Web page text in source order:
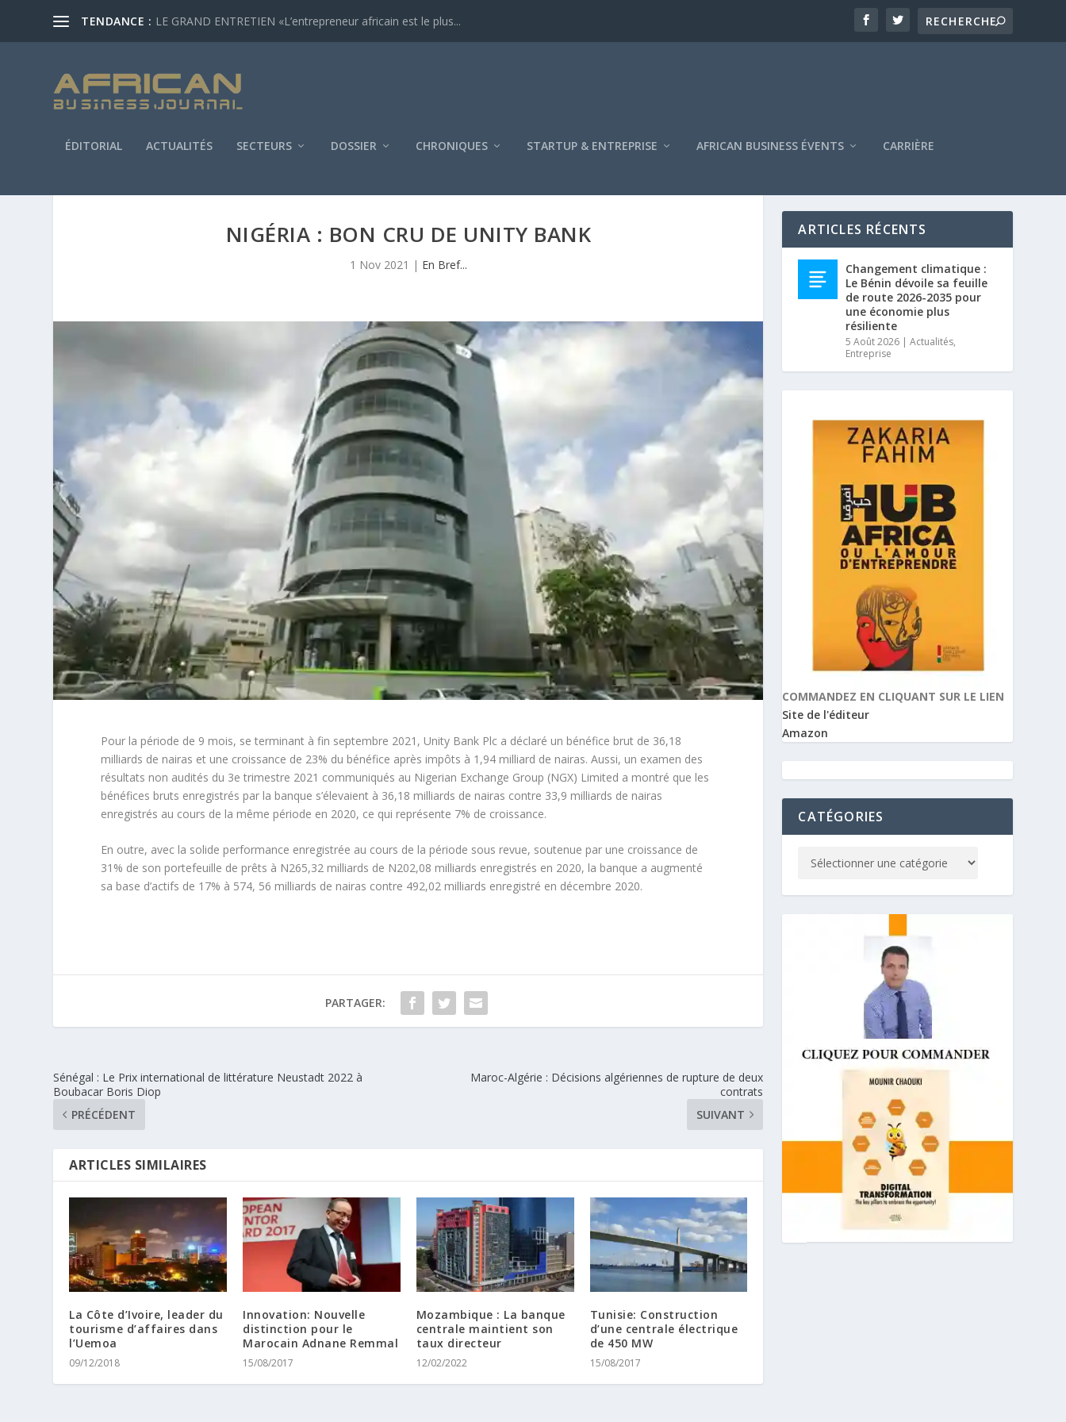
TENDANCE : LE GRAND ENTRETIEN «L’entrepreneur africain est le plus...
ÉDITORIAL ACTUALITÉS SECTEURS DOSSIER CHRONIQUES STARTUP & ENTREPRISE AFRICAN BUSINESS ÉVENTS CARRIÈRE
NIGÉRIA : BON CRU DE UNITY BANK
1 Nov 2021 | En Bref...
Pour la période de 9 mois, se terminant à fin septembre 2021, Unity Bank Plc a déclaré un bénéfice brut de 36,18
milliards de nairas et une croissance de 23% du bénéfice après impôts à 1,94 milliard de nairas. Aussi, un examen des
résultats non audités du 3e trimestre 2021 communiqués au Nigerian Exchange Group (NGX) Limited a montré que les
bénéfices bruts enregistrés par la banque s’élevaient à 36,18 milliards de nairas contre 33,9 milliards de nairas
enregistrés au cours de la même période en 2020, ce qui représente 7% de croissance.
En outre, avec la solide performance enregistrée au cours de la période sous revue, soutenue par une croissance de
31% de son portefeuille de prêts à N265,32 milliards de N202,08 milliards enregistrés en 2020, la banque a augmenté
sa base d’actifs de 17% à 574, 56 milliards de nairas contre 492,02 milliards enregistré en décembre 2020.
PARTAGER:
Sénégal : Le Prix international de littérature Neustadt 2022 à
Boubacar Boris Diop
PRÉCÉDENT
Maroc-Algérie : Décisions algériennes de rupture de deux
contrats
SUIVANT
ARTICLES SIMILAIRES
La Côte d’Ivoire, leader du
tourisme d’affaires dans
l’Uemoa
09/12/2018
Innovation: Nouvelle
distinction pour le
Marocain Adnane Remmal
15/08/2017
Mozambique : La banque
centrale maintient son
taux directeur
12/02/2022
Tunisie: Construction
d’une centrale électrique
de 450 MW
15/08/2017
ARTICLES RÉCENTS
Changement climatique :
Le Bénin dévoile sa feuille
de route 2026-2035 pour
une économie plus
résiliente
5 Août 2026 |Actualités,
Entreprise
COMMANDEZ EN CLIQUANT SUR LE LIEN
Site de l'éditeur
Amazon
CATÉGORIES